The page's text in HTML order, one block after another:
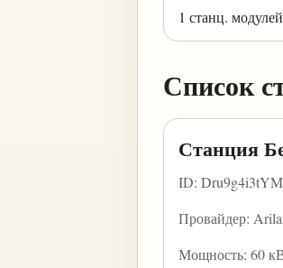
1 станц.
Список
Станция
ID:
Провайдер:
Мощность: 60